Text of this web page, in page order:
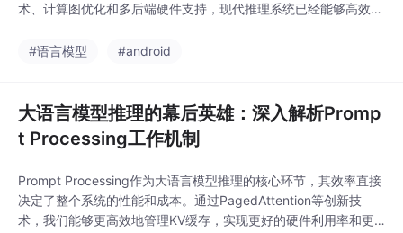
术、计算图优化和多后端硬件支持，现代推理系统已经能够高效处
拟内存的演进，大语言模型服务的KV缓存管理也正在经历类似的
#语言模型 #android
大语言模型推理的幕后英雄：深入解析Promp
t Processing工作机制
Prompt Processing作为大语言模型推理的核心环节，其效率直接
决定了整个系统的性能和成本。通过PagedAttention等创新技
术，我们能够更高效地管理KV缓存，实现更好的硬件利用率和更